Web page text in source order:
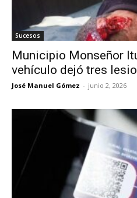
Sucesos
Municipio Monseñor
vehículo dejó tres
José Manuel Gómez - junio 2, 2026